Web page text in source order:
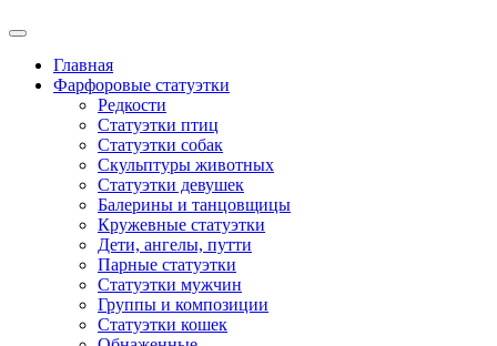
Главная
Фарфоровые статуэтки
Редкости
Cтатуэтки птиц
Cтатуэтки собак
Скульптуры животных
Статуэтки девушек
Балерины и танцовщицы
Кружевные статуэтки
Дети, ангелы, путти
Парные статуэтки
Статуэтки мужчин
Группы и композиции
Статуэтки кошек